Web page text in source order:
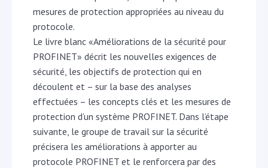
mesures de protection appropriées au niveau du
protocole.
Le livre blanc «Améliorations de la sécurité pour
PROFINET» décrit les nouvelles exigences de
sécurité, les objectifs de protection qui en
découlent et – sur la base des analyses
effectuées – les concepts clés et les mesures de
protection d’un système PROFINET. Dans l’étape
suivante, le groupe de travail sur la sécurité
précisera les améliorations à apporter au
protocole PROFINET et le renforcera par des